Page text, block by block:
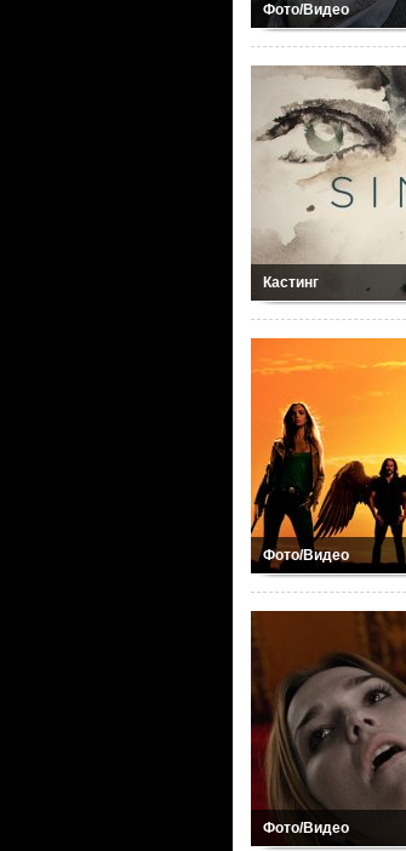
Фото/Видео
Кастинг
Фото/Видео
Фото/Видео